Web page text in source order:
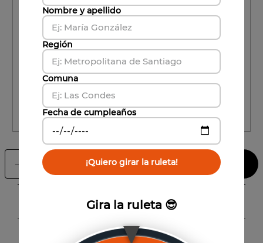
Región
Región
Comuna
Comuna
CALCULAR ENVÍO
－ Agregar al carrito
Información del Producto
Un Pinot Noir con un marcado carácter de Leyda, con
intensos aromas a frutas rojas, guindas, suaves
Características
Gira la ruleta 😎
Nombre y apellido
Región
Comuna
Fecha de cumpleaños
¡Quiero girar la ruleta!